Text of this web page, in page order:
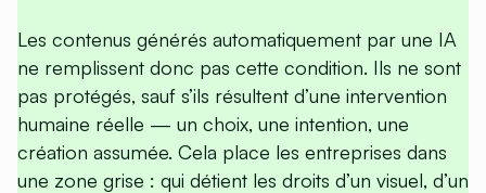
Les contenus générés automatiquement par une IA
ne remplissent donc pas cette condition. Ils ne sont
pas protégés, sauf s’ils résultent d’une intervention
humaine réelle — un choix, une intention, une
création assumée. Cela place les entreprises dans
une zone grise : qui détient les droits d’un visuel, d’un